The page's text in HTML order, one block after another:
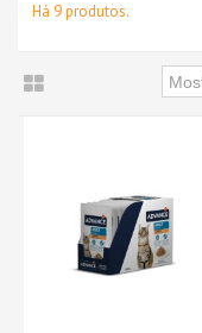
Há 9 produtos.